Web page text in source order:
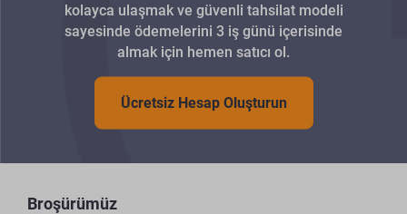
kolayca ulaşmak ve güvenli tahsilat modeli
sayesinde ödemelerini 3 iş günü içerisinde
almak için hemen satıcı ol.
Ücretsiz Hesap Oluşturun
Broşürümüz